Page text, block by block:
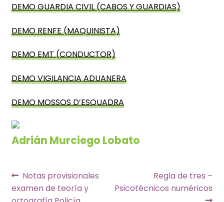
DEMO GUARDIA CIVIL (CABOS Y GUARDIAS)
DEMO RENFE (MAQUINISTA)
DEMO EMT (CONDUCTOR)
DEMO VIGILANCIA ADUANERA
DEMO MOSSOS D’ESQUADRA
Adrián Murciego Lobato
Navegación
de
Anterior:
Notas provisionales
examen de teoría y
Siguiente:
Regla de tres –
Psicotécnicos numéricos